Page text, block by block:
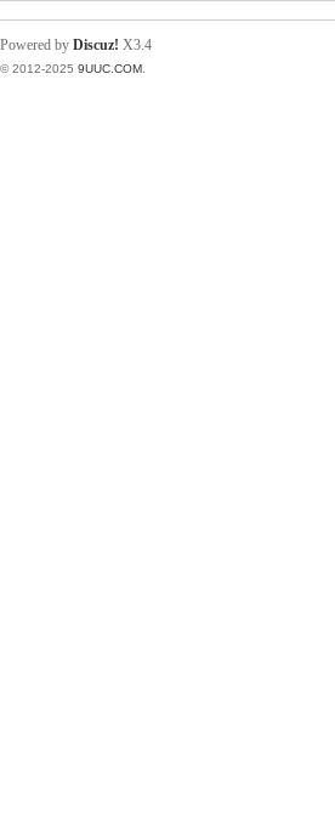
Powered by Discuz! X3.4
© 2012-2025 9UUC.COM